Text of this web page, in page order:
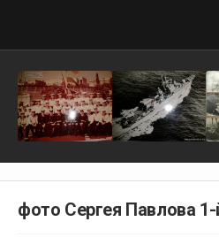
фото Сергея Павлова